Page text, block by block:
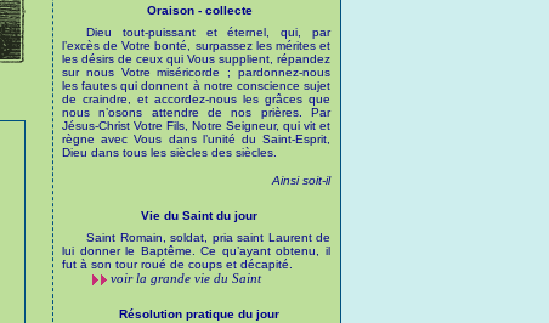
Oraison - collecte
Dieu tout-puissant et éternel, qui, par
l’excès de Votre bonté, surpassez les mérites et
les désirs de ceux qui Vous supplient, répandez
sur nous Votre miséricorde ; pardonnez-nous
les fautes qui donnent à notre conscience sujet
de craindre, et accordez-nous les grâces que
nous n’osons attendre de nos prières. Par
Jésus-Christ Votre Fils, Notre Seigneur, qui vit et
règne avec Vous dans l’unité du Saint-Esprit,
Dieu dans tous les siècles des siècles.
Ainsi soit-il
Vie du Saint du jour
Saint Romain, soldat, pria saint Laurent de
lui donner le Baptême. Ce qu’ayant obtenu, il
fut à son tour roué de coups et décapité.
voir la grande vie du Saint
Résolution pratique du jour